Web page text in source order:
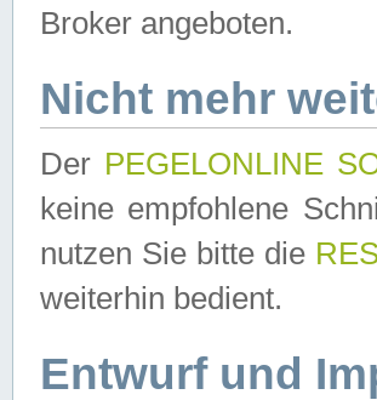
Broker angeboten.
Nicht mehr
Der PEGELONLINE
keine empfohlene
nutzen Sie bitte die
weiterhin bedient.
Entwurf und